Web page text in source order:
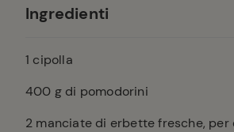
Ingredienti
1 cipolla
400 g di pomodorini
2 manciate di erbette fresche, per